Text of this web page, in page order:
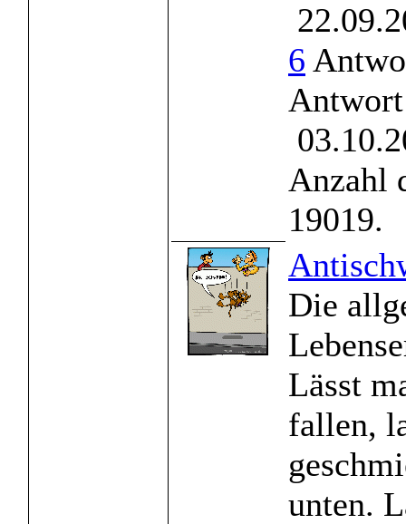
6
Anzahl
19019.
Die
Lässt
fallen,
unten.